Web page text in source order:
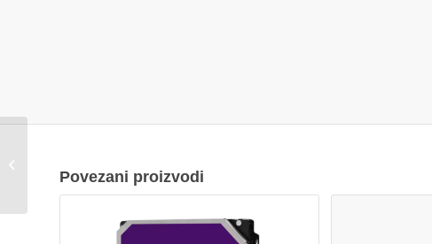
Povezani proizvodi
rpm, Buffer 256 MB
PURPLE